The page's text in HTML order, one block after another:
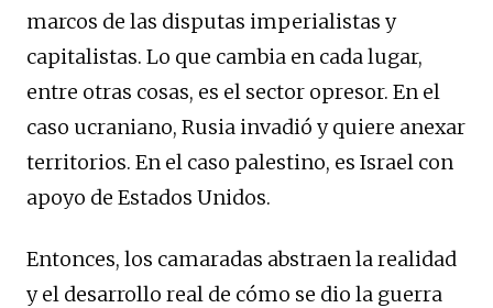
marcos de las disputas imperialistas y
capitalistas. Lo que cambia en cada lugar,
entre otras cosas, es el sector opresor. En el
caso ucraniano, Rusia invadió y quiere anexar
territorios. En el caso palestino, es Israel con
apoyo de Estados Unidos.
Entonces, los camaradas abstraen la realidad
y el desarrollo real de cómo se dio la guerra